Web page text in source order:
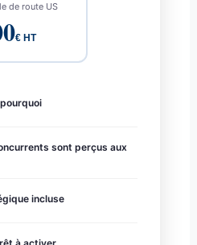
de route US
€ HT
sont perçus aux
incluse